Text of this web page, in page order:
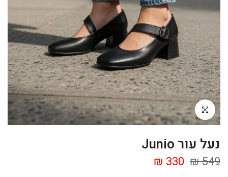
Click to enlarge
נעל עור Junio
549 ₪
330 ₪